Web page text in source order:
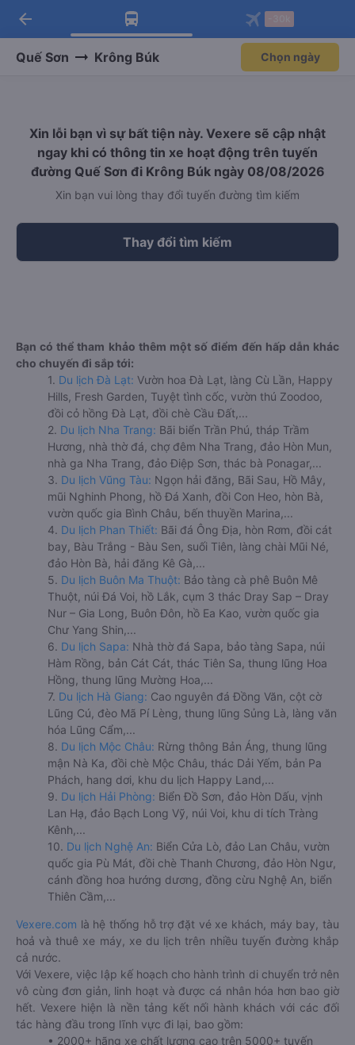
Tải app Vexere ngay!
Nhận ưu đãi thành viên độc
Mở app
Tải app Vexere
-30k/ghế khi đặt vé máy bay qua
Mở app
arrow_back
Quế Sơn Krông Búk Chọn ngày
Xin lỗi bạn vì sự bất tiện này. Vexere sẽ cập nhật
ngay khi có thông tin xe hoạt động trên tuyến
đường Quế Sơn đi Krông Búk ngày 08/08/2026
Xin bạn vui lòng thay đổi tuyến đường tìm kiếm
Thay đổi tìm kiếm
Bạn có thể tham khảo thêm một số điểm đến hấp dẫn khác
cho chuyến đi sắp tới:
1. Du lịch Đà Lạt: Vườn hoa Đà Lạt, làng Cù Lần, Happy
Hills, Fresh Garden, Tuyệt tình cốc, vườn thú Zoodoo,
đồi cỏ hồng Đà Lạt, đồi chè Cầu Đất,...
2. Du lịch Nha Trang: Bãi biển Trần Phú, tháp Trầm
Hương, nhà thờ đá, chợ đêm Nha Trang, đảo Hòn Mun,
nhà ga Nha Trang, đảo Điệp Sơn, thác bà Ponagar,...
3. Du lịch Vũng Tàu: Ngọn hải đăng, Bãi Sau, Hồ Mây,
mũi Nghinh Phong, hồ Đá Xanh, đồi Con Heo, hòn Bà,
vườn quốc gia Bình Châu, bến thuyền Marina,...
4. Du lịch Phan Thiết: Bãi đá Ông Địa, hòn Rơm, đồi cát
bay, Bàu Trắng - Bàu Sen, suối Tiên, làng chài Mũi Né,
đảo Hòn Bà, hải đăng Kê Gà,...
5. Du lịch Buôn Ma Thuột: Bảo tàng cà phê Buôn Mê
Thuột, núi Đá Voi, hồ Lắk, cụm 3 thác Dray Sap – Dray
Nur – Gia Long, Buôn Đôn, hồ Ea Kao, vườn quốc gia
Chư Yang Shin,...
6. Du lịch Sapa: Nhà thờ đá Sapa, bảo tàng Sapa, núi
Hàm Rồng, bản Cát Cát, thác Tiên Sa, thung lũng Hoa
Hồng, thung lũng Mường Hoa,...
7. Du lịch Hà Giang: Cao nguyên đá Đồng Văn, cột cờ
Lũng Cú, đèo Mã Pí Lèng, thung lũng Sủng Là, làng văn
hóa Lũng Cẩm,...
8. Du lịch Mộc Châu: Rừng thông Bản Áng, thung lũng
mận Nà Ka, đồi chè Mộc Châu, thác Dải Yếm, bản Pa
Phách, hang dơi, khu du lịch Happy Land,...
9. Du lịch Hải Phòng: Biển Đồ Sơn, đảo Hòn Dấu, vịnh
Lan Hạ, đảo Bạch Long Vỹ, núi Voi, khu di tích Tràng
Kênh,...
10. Du lịch Nghệ An: Biển Cửa Lò, đảo Lan Châu, vườn
quốc gia Pù Mát, đồi chè Thanh Chương, đảo Hòn Ngư,
cánh đồng hoa hướng dương, đồng cừu Nghệ An, biển
Thiên Cầm,...
Vexere.com là hệ thống hỗ trợ đặt vé xe khách, máy bay, tàu
hoả và thuê xe máy, xe du lịch trên nhiều tuyến đường khắp
cả nước.
Với Vexere, việc lập kế hoạch cho hành trình di chuyển trở nên
vô cùng đơn giản, linh hoạt và được cá nhân hóa hơn bao giờ
hết. Vexere hiện là nền tảng kết nối hành khách với các đối
tác hàng đầu trong lĩnh vực đi lại, bao gồm:
• 2000+ hãng xe chất lượng cao trên 5000+ tuyến